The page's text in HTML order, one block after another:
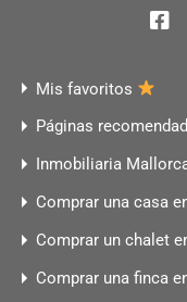
Mis favoritos
Páginas
Inmobiliaria
Comprar una casa
Comprar un chalet
Comprar una finca